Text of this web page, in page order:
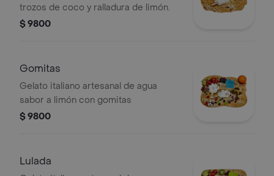
trozos de coco y ralladura de limón.
$ 9800
Gomitas
Gelato italiano artesanal de agua
sabor a limón con gomitas
$ 9800
Lulada